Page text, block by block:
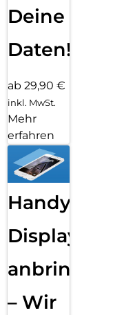
Deine
Daten!
ab 29,90 €
inkl. MwSt.
Mehr
erfahren
Handy
Displayfolie
anbringen
– Wir